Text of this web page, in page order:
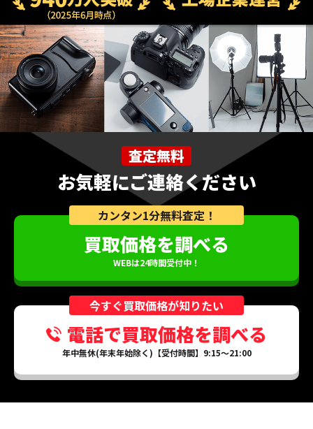
査定無料
お気軽にご連絡ください
カンタン1分無料査定！
買取価格を調べる
WEBは24時間受付中！
今すぐ買取価格が知りたい
電話で買取価格を調べる
年中無休(年末年始除く)【受付時間】9:15～21:00